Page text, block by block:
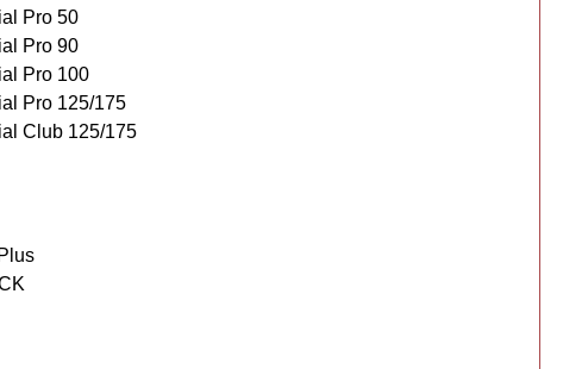
Pro 50
Pro 90
Pro 100
Pro 125/175
Club 125/175